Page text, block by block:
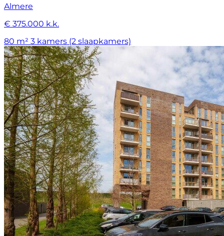
Almere
€ 375.000 k.k.
80 m² 3 kamers (2 slaapkamers)